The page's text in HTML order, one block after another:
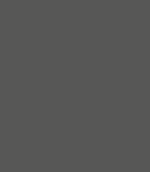
de conjunto probatório que
contábil e jurídica
a baixa do CNPJ da
da Receita Federal com
unificada das receitas e
de funcionamento em
e demais documentos que
integração das atividades.